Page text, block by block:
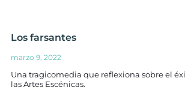
Los farsantes
marzo 9, 2022
Una tragicomedia que reflexiona sobre el
las Artes Escénicas.